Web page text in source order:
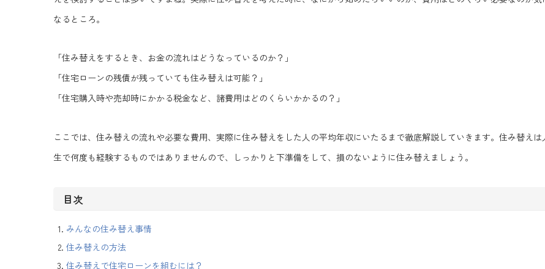
なるところ。
「住み替えをするとき、お金の流れはどうなっているのか？」
「住宅ローンの残債が残っていても住み替えは可能？」
「住宅購入時や売却時にかかる税金など、諸費用はどのくらいかかるの？」
ここでは、住み替えの流れや必要な費用、実際に住み替えをした人の平均年収にいたるまで徹底解説していきます。住み替えは
生で何度も経験するものではありませんので、しっかりと下準備をして、損のないように住み替えましょう。
目次
みんなの住み替え事情
住み替えの方法
住み替えで住宅ローンを組むには？